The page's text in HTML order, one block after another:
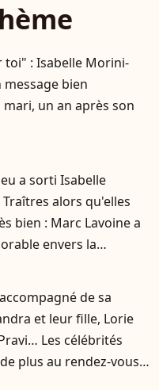
toi" : Isabelle Morini-
message bien
un an après son
a sorti Isabelle
alors qu'elles
bien : Marc Lavoine a
envers la
de sa
et leur fille, Lorie
Les célébrités
plus au rendez-vous à